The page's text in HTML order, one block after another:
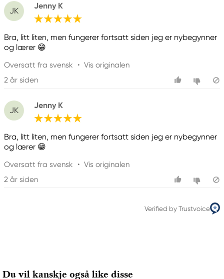
JK
Jenny K
Bra, litt liten, men fungerer fortsatt siden jeg er nybegynner
og lærer 😁
Oversatt fra svensk • Vis originalen
2 år siden
JK
Jenny K
Bra, litt liten, men fungerer fortsatt siden jeg er nybegynner
og lærer 😁
Oversatt fra svensk • Vis originalen
2 år siden
Verified by Trustvoice
Du vil kanskje også like disse